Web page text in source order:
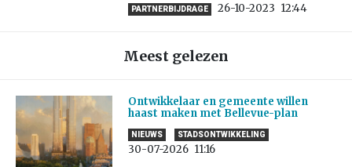
PARTNERBIJDRAGE 26-10-2023 12:44
Meest gelezen
Ontwikkelaar en gemeente willen
haast maken met Bellevue-plan
NIEUWS STADSONTWIKKELING
30-07-2026 11:16